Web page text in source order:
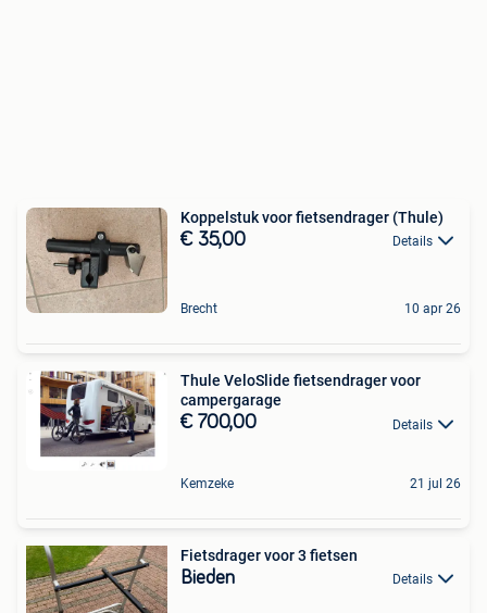
Koppelstuk voor fietsendrager (Thule)
€ 35,00 Details
Brecht 10 apr 26
Thule VeloSlide fietsendrager voor
campergarage
€ 700,00 Details
Kemzeke 21 jul 26
Fietsdrager voor 3 fietsen
Bieden Details